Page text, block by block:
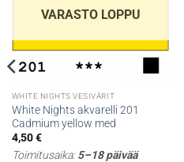
VARASTO LOPPU
WHITE NIGHTS VESIVÄRIT
White Nights akvarelli 201
Cadmium yellow med
4,50€
Toimitusaika:5–18 päivää